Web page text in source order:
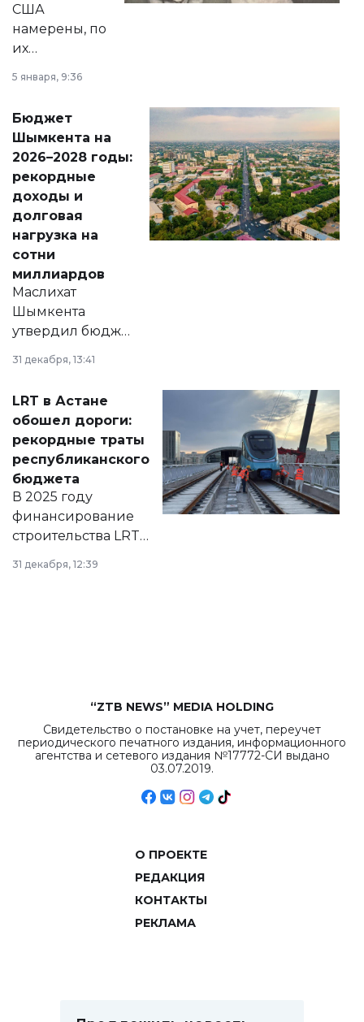
США
намерены, по
их
принести
народу
Венесуэлы.
5 января, 9:36
Бюджет
Шымкента на
2026–2028 годы:
рекордные
доходы и
долговая
нагрузка на
сотни
миллиардов
Маслихат
Шымкента
утвердил бюджет
города на 2026–
2028 годы.
документ
появился в базе
нормативных
правовых актов и
на сайте маслихат
города.
31 декабря, 13:41
LRT в Астане
обошел дороги:
рекордные траты
республиканского
бюджета
В 2025 году
финансирование
строительства LRT
в Астане из
республиканского
31 декабря, 12:39
“ZTB NEWS” MEDIA HOLDING
Свидетельство о постановке на учет, переучет
периодического печатного издания, информационного
агентства и сетевого издания №17772-СИ выдано
03.07.2019.
О ПРОЕКТЕ
РЕДАКЦИЯ
КОНТАКТЫ
РЕКЛАМА